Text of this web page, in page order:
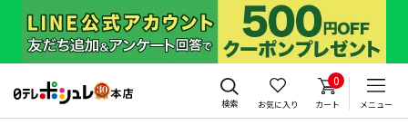
検索 お気に入り
0
カート メニュー